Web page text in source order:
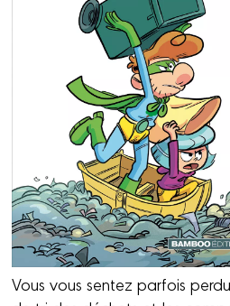
Vous vous sentez parfois